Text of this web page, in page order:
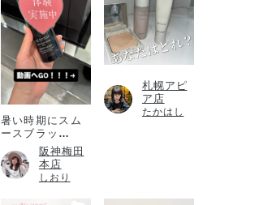
暑い時期にスム
ースブラッ
ク！！！阪神梅田
本店
しおり
札幌アピ
ア店
たかはし